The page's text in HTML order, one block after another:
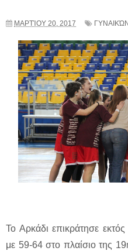
ΜΑΡΤΊΟΥ 20, 2017 ΓΥΝΑΙΚΏΝ
Το Αρκάδι επικράτησε
με 59-64 στο πλαίσιο της